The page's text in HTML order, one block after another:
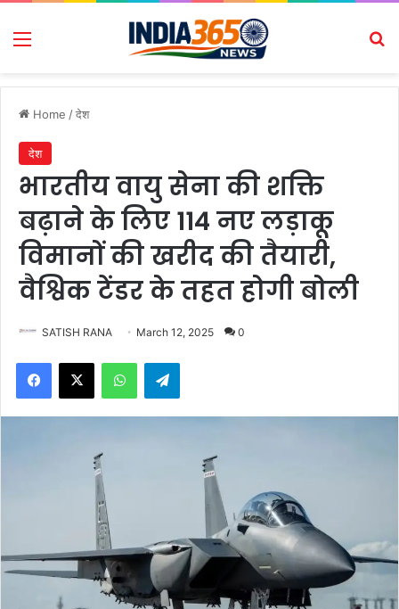
Menu
Home /देश
देश
भारतीय वायु सेना की शक्ति
बढ़ाने के लिए 114 नए लड़ाकू
विमानों की खरीद की तैयारी,
वैश्विक टेंडर के तहत होगी बोली
SATISH RANA March 12, 2025 0
Facebook
X WhatsAppTelegram